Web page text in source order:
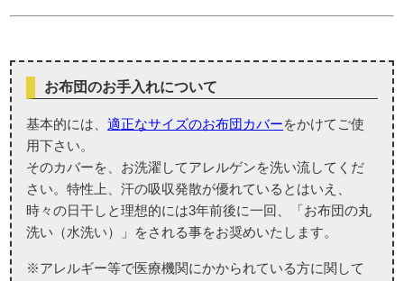
お布団のお手入れについて
基本的には、適正なサイズのお布団カバーをかけてご使
用下さい。
そのカバーを、お洗濯してアレルゲンを洗い流してくだ
さい。特性上、汗の吸収発散が優れているとはいえ、
時々の日干しと理想的には3年前後に一回、「お布団の丸
洗い（水洗い）」をされる事をお奨めいたします。
※アレルギー等で医療機関にかかられている方に関して